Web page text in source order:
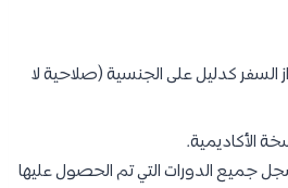
كدليل على الجنسية (صلاحية لا
الأكاديمية.
الدورات التي تم الحصول عليها